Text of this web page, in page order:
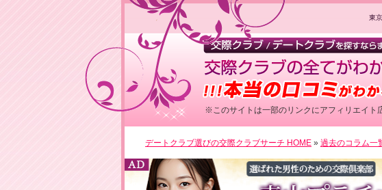
※このサイトは一部のリンクにアフィリエイト
東
デートクラブ選びの交際クラブサーチ HOME » 過去のコラム一
▶男性用公式HP